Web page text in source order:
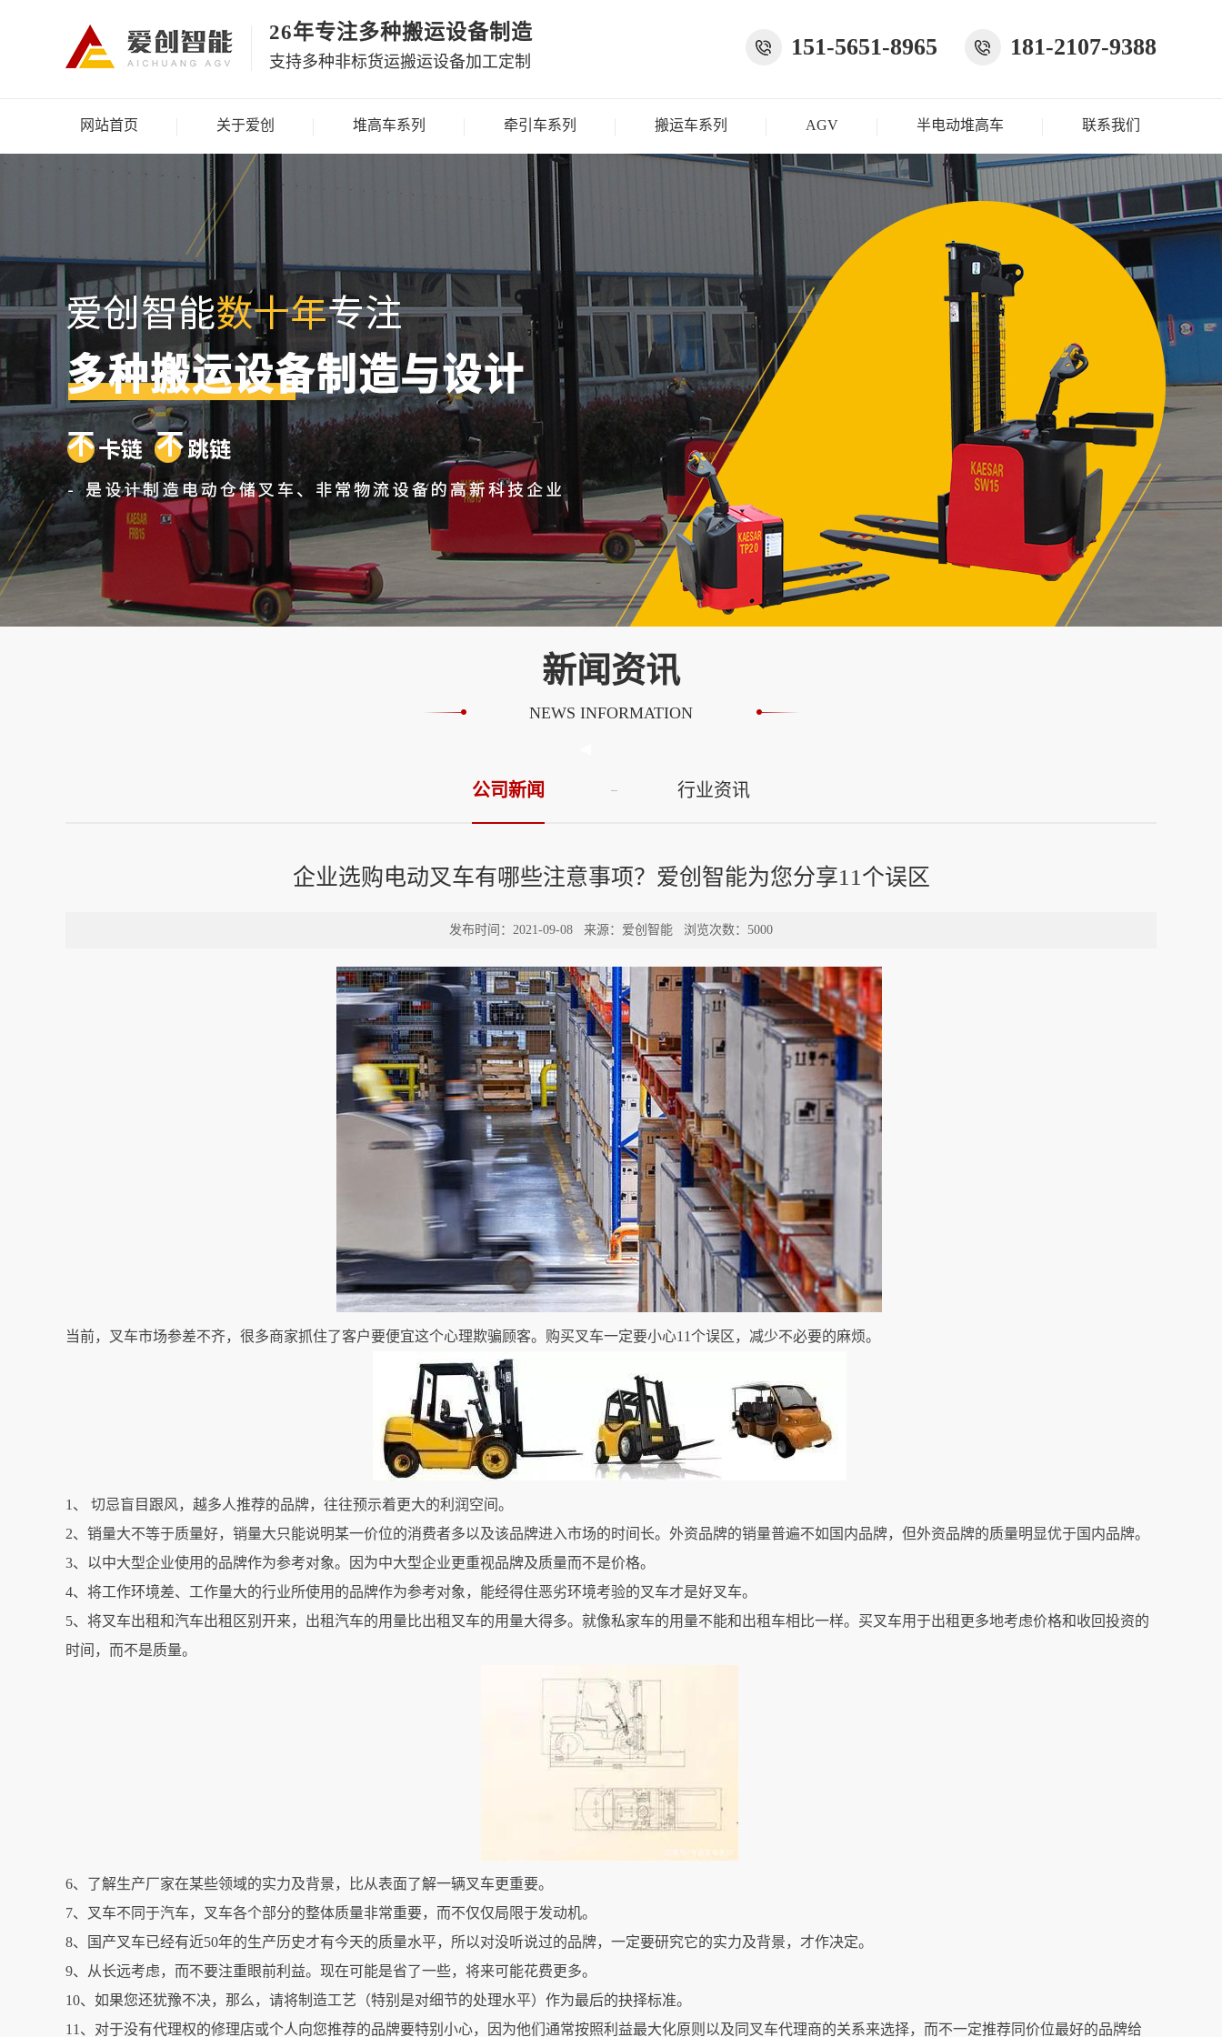
26年专注多种搬运设备制造
支持多种非标货运搬运设备加工定制
151-5651-8965 181-2107-9388
网站首页 关于爱创 堆高车系列 牵引车系列 搬运车系列 AGV 半电动堆高车 联系我们
新闻资讯
NEWS INFORMATION
公司新闻 行业资讯
企业选购电动叉车有哪些注意事项？爱创智能为您分享11个误区
发布时间：2021-09-08 来源：爱创智能 浏览次数：5000
当前，叉车市场参差不齐，很多商家抓住了客户要便宜这个心理欺骗顾客。购买叉车一定要小心11个误区，减少不必要的麻烦。
1、 切忌盲目跟风，越多人推荐的品牌，往往预示着更大的利润空间。
2、销量大不等于质量好，销量大只能说明某一价位的消费者多以及该品牌进入市场的时间长。外资品牌的销量普遍不如国内品牌，但外资品牌的质量明显优于国内品牌。
3、以中大型企业使用的品牌作为参考对象。因为中大型企业更重视品牌及质量而不是价格。
4、将工作环境差、工作量大的行业所使用的品牌作为参考对象，能经得住恶劣环境考验的叉车才是好叉车。
5、将叉车出租和汽车出租区别开来，出租汽车的用量比出租叉车的用量大得多。就像私家车的用量不能和出租车相比一样。买叉车用于出租更多地考虑价格和收回投资的
时间，而不是质量。
6、了解生产厂家在某些领域的实力及背景，比从表面了解一辆叉车更重要。
7、叉车不同于汽车，叉车各个部分的整体质量非常重要，而不仅仅局限于发动机。
8、国产叉车已经有近50年的生产历史才有今天的质量水平，所以对没听说过的品牌，一定要研究它的实力及背景，才作决定。
9、从长远考虑，而不要注重眼前利益。现在可能是省了一些，将来可能花费更多。
10、如果您还犹豫不决，那么，请将制造工艺（特别是对细节的处理水平）作为最后的抉择标准。
11、对于没有代理权的修理店或个人向您推荐的品牌要特别小心，因为他们通常按照利益最大化原则以及同叉车代理商的关系来选择，而不一定推荐同价位最好的品牌给